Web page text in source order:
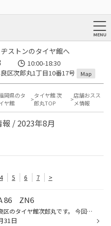
ストンのタイヤ館へ
10:00-18:30
区次郎丸1丁目10番17号
Map
岡県のタ
ヤ館
タイヤ館 次
郎丸TOP
店舗おスス
メ情報
/ 2023年8月
4 5 6 7 >
86 ZN6
福岡市早良区のタイヤ館次郎丸です。 今回は、トヨタの86 ZN6 です。 タイヤホイールの取り付けとアライメント調整を行いました。 WORKのEMOTION ZR10 2P 特注色 ASTERISM BLACK です。 アライメント調整も行いました。 ありがとうございました。
31日